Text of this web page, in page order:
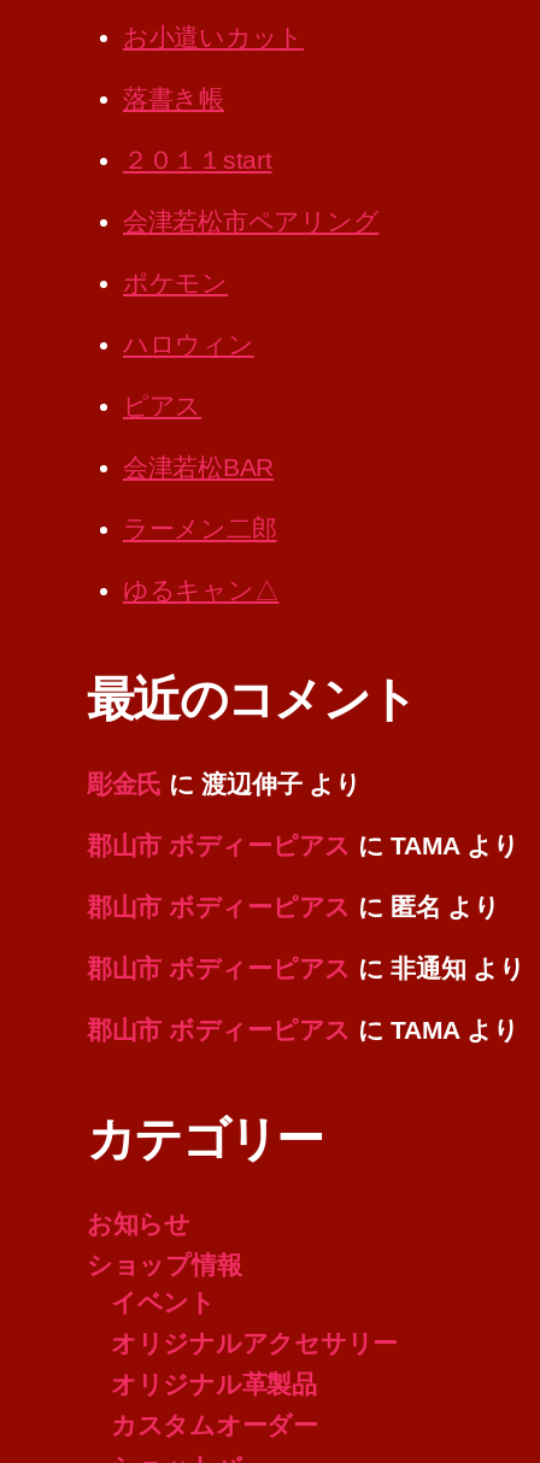
お小遣いカット
落書き帳
２０１１start
会津若松市ペアリング
ポケモン
ハロウィン
ピアス
会津若松BAR
ラーメン二郎
ゆるキャン△
最近のコメント
彫金氏 に渡辺伸子より
郡山市 ボディーピアス にTAMA より
郡山市 ボディーピアス に 匿名 より
郡山市 ボディーピアス に非通知 より
郡山市 ボディーピアス にTAMA より
カテゴリー
お知らせ
ショップ情報
イベント
オリジナルアクセサリー
オリジナル革製品
カスタムオーダー